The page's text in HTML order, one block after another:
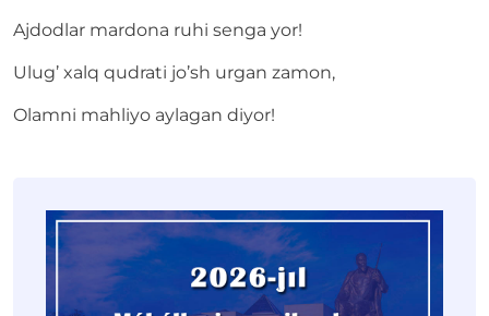
Ajdodlar mardona ruhi senga yor!
Ulug’ xalq qudrati jo’sh urgan zamon,
Olamni mahliyo aylagan diyor!